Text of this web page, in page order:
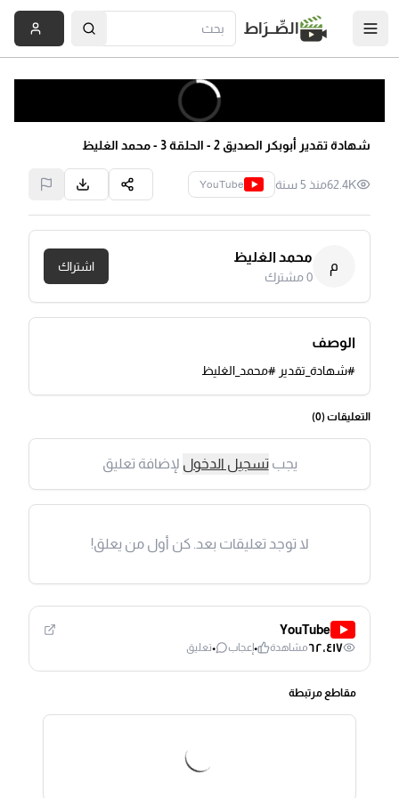
الصِّــرَاط
شهادة تقدير أبوبكر الصديق 2 - الحلقة 3 - محمد الغليظ
62.4Kمنذ 5 سنة YouTube
م
محمد الغليظ
0مشترك
اشتراك
الوصف
#شهادة_تقدير #محمد_الغليظ
التعليقات (0
)
يجبتسجيل الدخول لإضافة تعليق
لا توجد تعليقات بعد. كن أول من يعلق!
YouTube
٦٢٬٤١٧مشاهدة ٠إعجاب ٠تعليق
مقاطع مرتبطة